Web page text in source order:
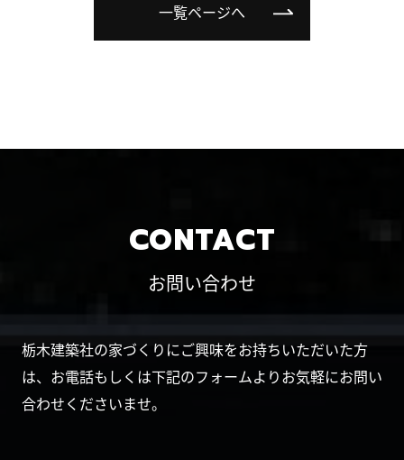
一覧ページへ
CONTACT
お問い合わせ
栃木建築社の家づくりにご興味をお持ちいただいた方
は、お電話もしくは下記のフォームよりお気軽にお問い
合わせくださいませ。